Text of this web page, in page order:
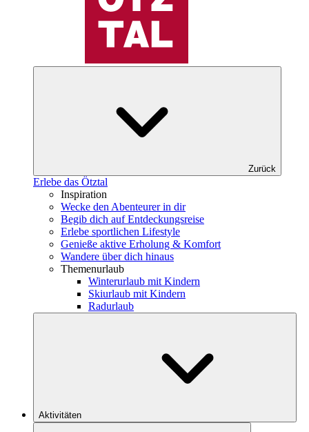
Zurück
Erlebe das Ötztal
Inspiration
Wecke den Abenteurer in dir
Begib dich auf Entdeckungsreise
Erlebe sportlichen Lifestyle
Genieße aktive Erholung & Komfort
Wandere über dich hinaus
Themenurlaub
Winterurlaub mit Kindern
Skiurlaub mit Kindern
Radurlaub
Aktivitäten